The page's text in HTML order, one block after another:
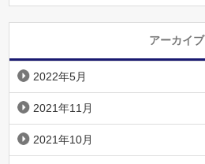
アーカイブ
2022年5月
2021年11月
2021年10月